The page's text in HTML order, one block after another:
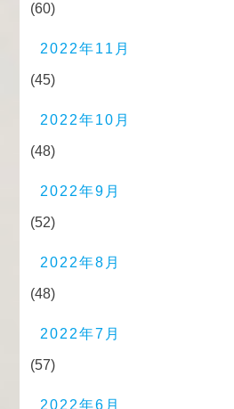
(60)
2022年11月
(45)
2022年10月
(48)
2022年9月
(52)
2022年8月
(48)
2022年7月
(57)
2022年6月